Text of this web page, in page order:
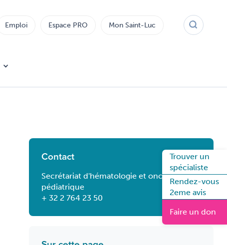
Emploi Espace PRO Mon Saint-Luc
Trouver un
spécialiste
Rendez-vous
2eme avis
Faire un don
Contact
Secrétariat d'hématologie et oncologie
pédiatrique
+ 32 2 764 23 50